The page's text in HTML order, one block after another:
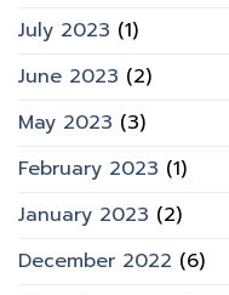
July 2023 (1)
June 2023 (2)
May 2023 (3)
February 2023 (1)
January 2023 (2)
December 2022 (6)